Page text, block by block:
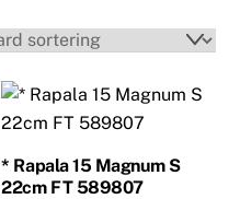
* Rapala 15 Magnum S
22cm FT 589807